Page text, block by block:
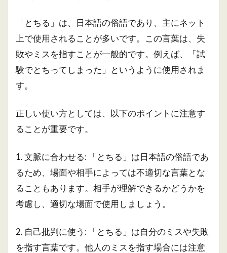
「とちる」は、日本語の俗語であり、主にネット
上で使用されることが多いです。この言葉は、失
敗やミスを指すことが一般的です。例えば、「試
験でとちってしまった」というように使用されま
す。
正しい使い方としては、以下のポイントに注意す
ることが重要です。
1. 文脈に合わせる: 「とちる」は日本語の俗語であ
るため、場面や相手によっては不適切な言葉とな
ることもあります。相手が理解できるかどうかを
考慮し、適切な場面で使用しましょう。
2. 自己批判に使う: 「とちる」は自分のミスや失敗
を指す言葉です。他人のミスを指す場合には注意